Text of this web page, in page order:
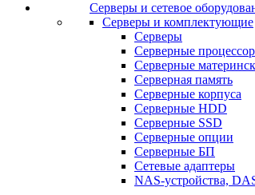
Серверы и сетевое
Серверы и комплектующие
Серверы
Серверные
Серверные
Серверная память
Серверные корпуса
Серверные HDD
Серверные SSD
Серверные опции
Серверные БП
Сетевые адаптеры
NAS-устройства,